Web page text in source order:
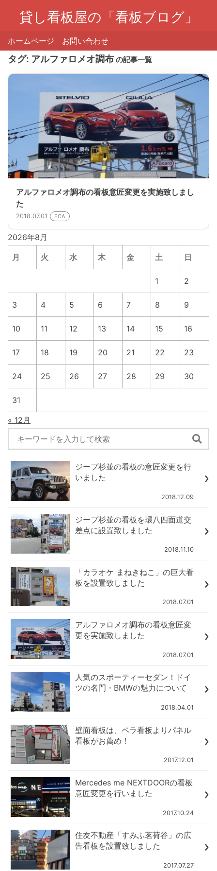
貸し看板屋の「看板ブログ」
ホームページ お問い合わせ
タグ: アルファロメオ調布 の記事一覧
アルファロメオ調布の看板意匠変更を実施致しまし
た
2018.07.01 FCA
2026年8月
月 火 水 木 金 土 日
1 2
3 4 5 6 7 8 9
10 11 12 13 14 15 16
17 18 19 20 21 22 23
24 25 26 27 28 29 30
31
« 12月
ジープ杉並の看板の意匠変更を行
いました
2018.12.09
ジープ杉並の看板を環八四面道交
差点に設置致しました
2018.11.10
「カラオケ まねきねこ」の巨大看
板を設置致しました
2018.07.01
アルファロメオ調布の看板意匠変
更を実施致しました
2018.07.01
人気のスポーティーセダン！ドイ
ツの名門・BMWの魅力について
2018.04.01
壁面看板は、ペラ看板よりパネル
看板がお薦め！
2017.12.01
Mercedes me NEXTDOORの看板
意匠変更を行いました
2017.10.24
住友不動産「すみふ茗荷谷」の広
告看板を設置致しました
2017.07.27